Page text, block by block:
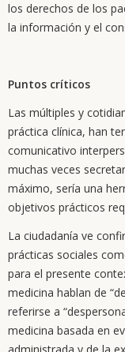
los derechos de los
la información y el
Puntos críticos
Las múltiples y
práctica clínica, han
comunicativo
muchas veces
máximo, sería una
objetivos prácticos
La ciudadanía ve
prácticas sociales
para el presente
medicina hablan de
referirse a
medicina basada en